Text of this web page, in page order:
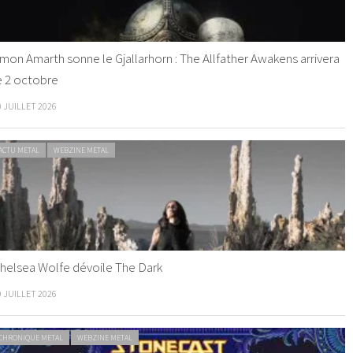
Amarth sonne le Gjallarhorn : The Allfather Awakens arrivera
2 octobre
JUILLET 2026
METAL WEBZINE METAL
Wolfe dévoile The Dark
JUILLET 2026
METAL WEBZINE METAL